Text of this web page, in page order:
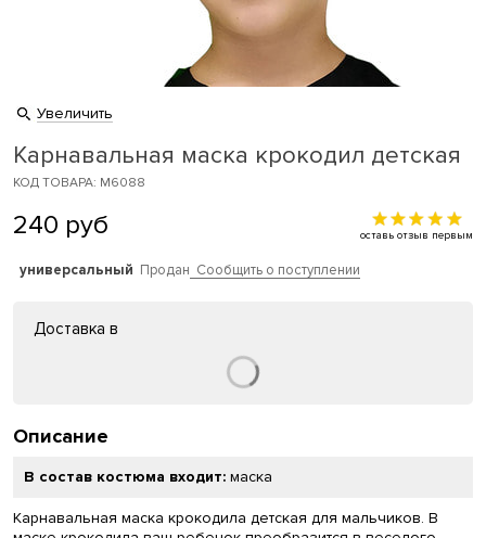
Увеличить
Карнавальная маска крокодил детская
КОД ТОВАРА: M6088
240 руб оставь отзыв первым
универсальный Продан Сообщить о поступлении
Доставка в
Описание
В состав костюма входит: маска
Карнавальная маска крокодила детская для мальчиков. В